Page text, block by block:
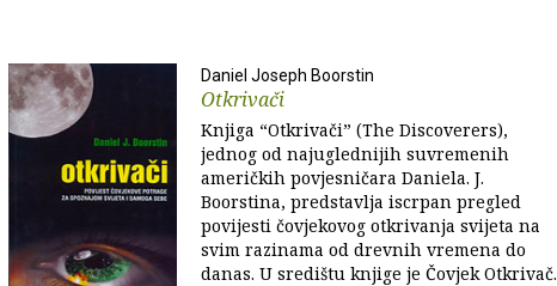
Daniel Joseph Boorstin
Otkrivači
Knjiga “Otkrivači” (The Discoverers),
jednog od najuglednijih suvremenih
američkih povjesničara Daniela. J.
Boorstina, predstavlja iscrpan pregled
povijesti čovjekovog otkrivanja svijeta na
svim razinama od drevnih vremena do
danas. U središtu knjige je Čovjek Otkrivač.